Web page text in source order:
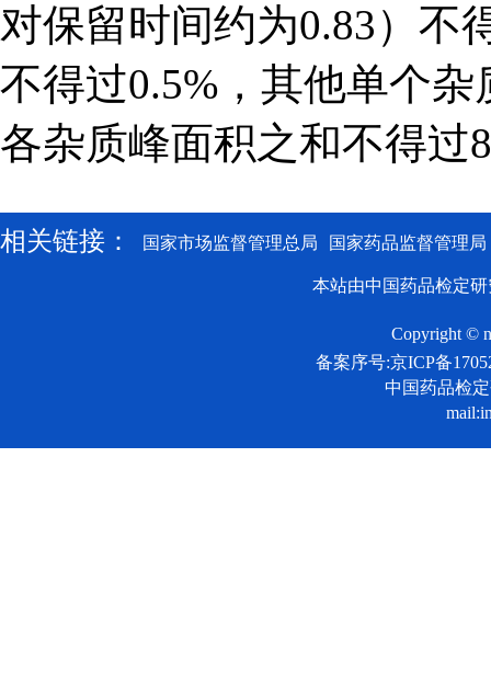
对保留时间约为0.83）不
不得过0.5%，其他单个
各杂质峰面积之和不得过
相关链接： 国家市场监督管理总局 国家药品监督管理局
本站由中国药品检定
Copyright ©
备案序号:京ICP备
中国药品检